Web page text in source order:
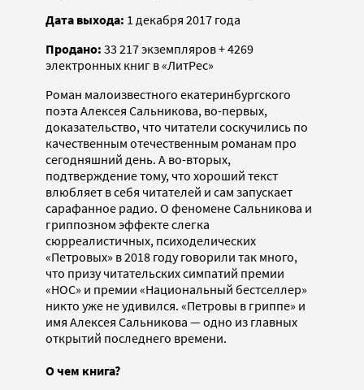
Дата выхода: 1 декабря 2017 года
Продано: 33 217 экземпляров + 4269
электронных книг в «ЛитРес»
Роман малоизвестного екатеринбургского
поэта Алексея Сальникова, во-первых,
доказательство, что читатели соскучились по
качественным отечественным романам про
сегодняшний день. А во-вторых,
подтверждение тому, что хороший текст
влюбляет в себя читателей и сам запускает
сарафанное радио. О феномене Сальникова и
гриппозном эффекте слегка
сюрреалистичных, психоделических
«Петровых» в 2018 году говорили так много,
что призу читательских симпатий премии
«НОС» и премии «Национальный бестселлер»
никто уже не удивился. «Петровы в гриппе» и
имя Алексея Сальникова — одно из главных
открытий последнего времени.
О чем книга?